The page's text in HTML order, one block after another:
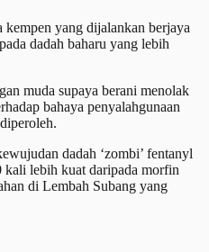
kempen yang dijalankan berjaya
dadah baharu yang lebih
muda supaya berani menolak
bahaya penyalahgunaan
dadah ‘zombi’ fentanyl
lebih kuat daripada morfin
di Lembah Subang yang